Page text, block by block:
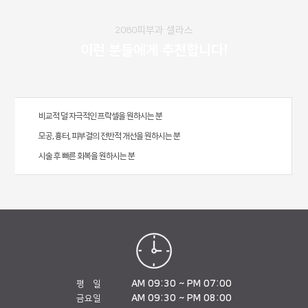
2080피부과 셀라스
비교적 덜 자극적인 프락셀을 원하시는 분
모공, 흉터, 피부결의 전반적 개선을 원하시는 분
시술 후 빠른 회복을 원하시는 분
평 일 AM 09:30 ~ PM 07:00
금요일 AM 09:30 ~ PM 08:00